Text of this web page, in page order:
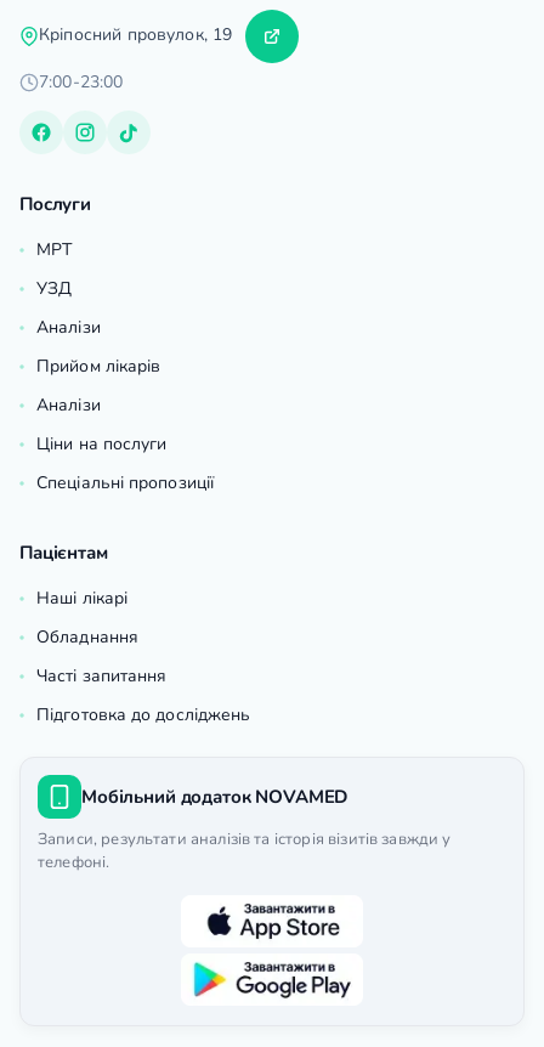
Кріпосний провулок, 19
7:00-23:00
Послуги
МРТ
УЗД
Аналізи
Прийом лікарів
Аналізи
Ціни на послуги
Спеціальні пропозиції
Пацієнтам
Наші лікарі
Обладнання
Часті запитання
Підготовка до досліджень
Мобільний додаток NOVAMED
Записи, результати аналізів та історія візитів завжди у
телефоні.